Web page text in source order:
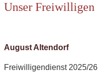
Unser Freiwilligen
August Altendorf
Freiwilligendienst 2025/26